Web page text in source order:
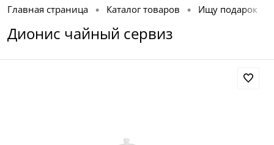
Главная страница • Каталог товаров • Ищу подарок
Дионис чайный сервиз